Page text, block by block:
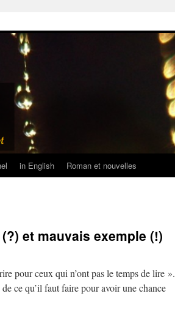
in English Roman et nouvelles
et mauvais exemple (!)
pour ceux qui n’ont pas le temps de lire ».
ce qu’il faut faire pour avoir une chance